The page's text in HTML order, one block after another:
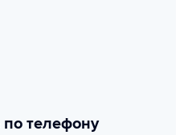
телефону